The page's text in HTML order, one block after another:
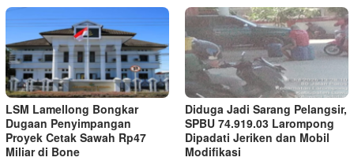
LSM Lamellong Bongkar
Dugaan Penyimpangan
Proyek Cetak Sawah Rp47
Miliar di Bone
Diduga Jadi Sarang Pelangsir,
SPBU 74.919.03 Larompong
Dipadati Jeriken dan Mobil
Modifikasi